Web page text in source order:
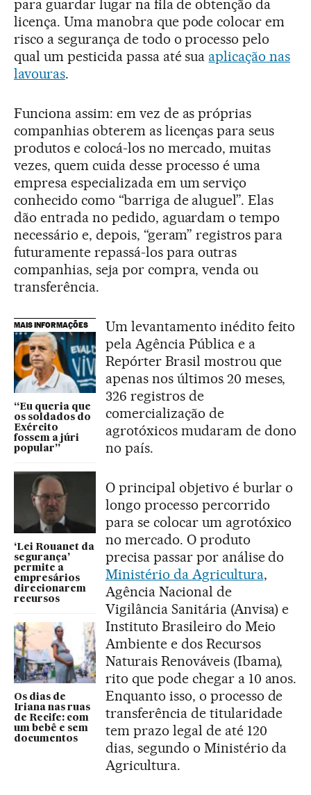
para guardar lugar na fila de obtenção da
licença. Uma manobra que pode colocar em
risco a segurança de todo o processo pelo
qual um pesticida passa até sua aplicação nas
lavouras.
Funciona assim: em vez de as próprias
companhias obterem as licenças para seus
produtos e colocá-los no mercado, muitas
vezes, quem cuida desse processo é uma
empresa especializada em um serviço
conhecido como “barriga de aluguel”. Elas
dão entrada no pedido, aguardam o tempo
necessário e, depois, “geram” registros para
futuramente repassá-los para outras
companhias, seja por compra, venda ou
transferência.
MAIS INFORMAÇÕES
“Eu queria que
os soldados do
Exército
fossem a júri
popular”
‘Lei Rouanet da
segurança’
permite a
empresários
direcionarem
recursos
Os dias de
Iriana nas ruas
de Recife: com
um bebê e sem
documentos
Um levantamento inédito feito
pela Agência Pública e a
Repórter Brasil mostrou que
apenas nos últimos 20 meses,
326 registros de
comercialização de
agrotóxicos mudaram de dono
no país.
O principal objetivo é burlar o
longo processo percorrido
para se colocar um agrotóxico
no mercado. O produto
precisa passar por análise do
Ministério da Agricultura,
Agência Nacional de
Vigilância Sanitária (Anvisa) e
Instituto Brasileiro do Meio
Ambiente e dos Recursos
Naturais Renováveis (Ibama),
rito que pode chegar a 10 anos.
Enquanto isso, o processo de
transferência de titularidade
tem prazo legal de até 120
dias, segundo o Ministério da
Agricultura.